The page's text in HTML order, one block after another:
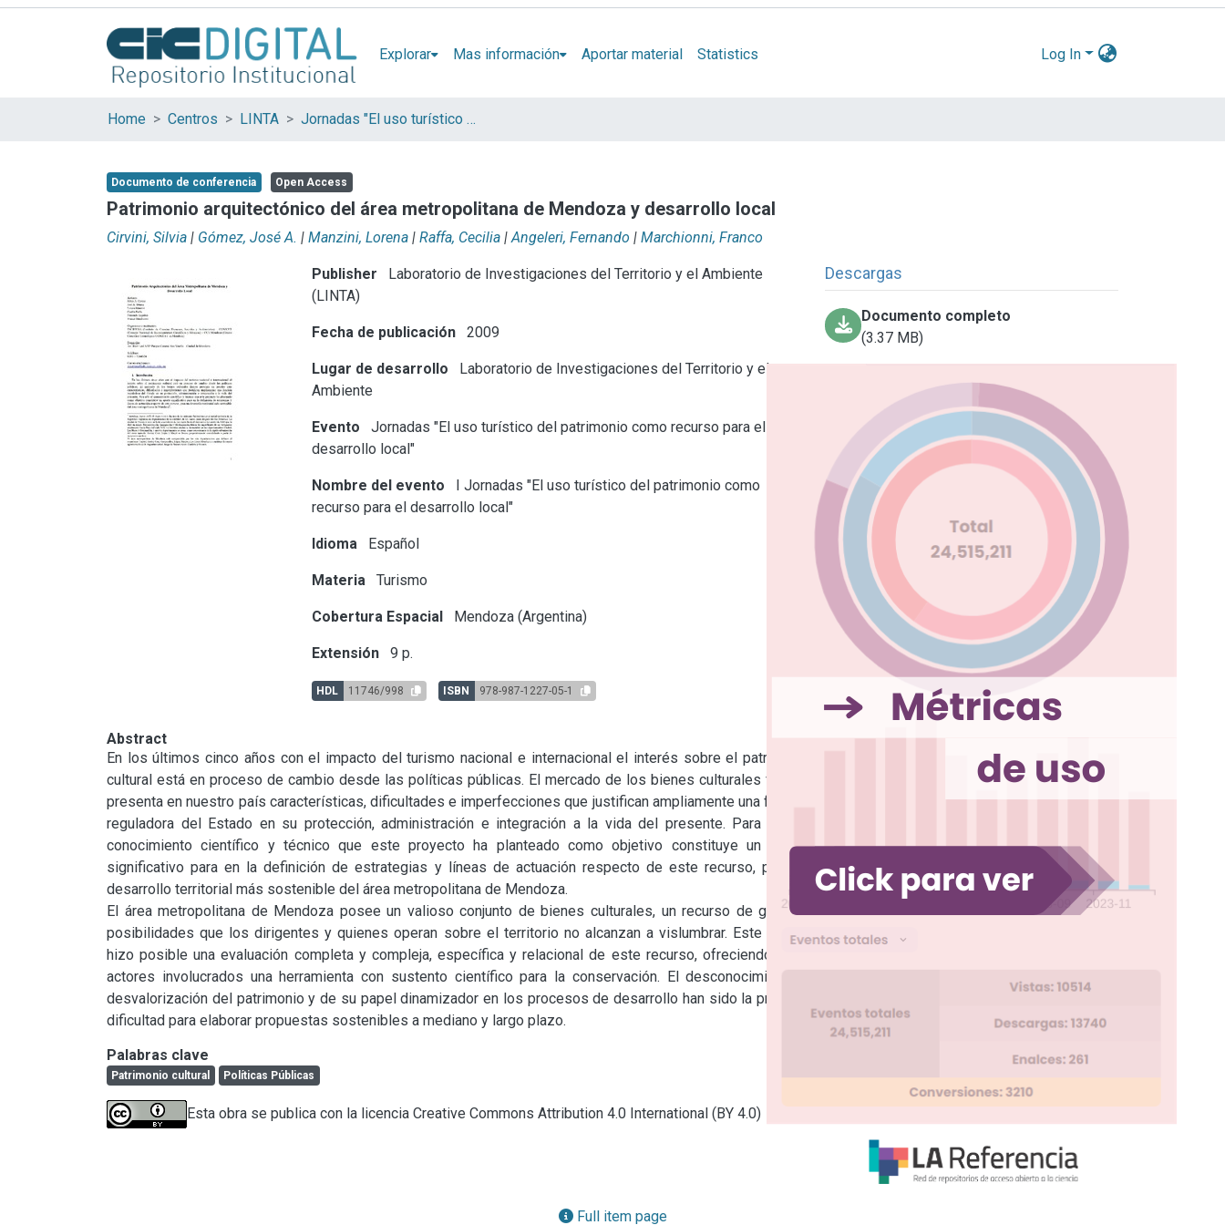
Explorar Mas información Aportar material Statistics Log In
Home Centros LINTA Jornadas "El uso turístico del patrimonio como recurso para el desarrollo local"
Documento de conferencia Open Access
Patrimonio arquitectónico del área metropolitana de Mendoza y desarrollo local
Cirvini, Silvia | Gómez, José A. | Manzini, Lorena | Raffa, Cecilia | Angeleri, Fernando | Marchionni, Franco
Publisher
Laboratorio de Investigaciones del Territorio y el Ambiente
(LINTA)
Fecha de publicación 2009
Lugar de desarrollo
Laboratorio de Investigaciones del Territorio y el
Ambiente
Evento
Jornadas "El uso turístico del patrimonio como recurso para el
desarrollo local"
Nombre del evento
I Jornadas "El uso turístico del patrimonio como
recurso para el desarrollo local"
Idioma Español
Materia Turismo
Cobertura Espacial Mendoza (Argentina)
Extensión 9 p.
HDL 11746/998 ISBN 978-987-1227-05-1
Descargas
Documento completo
(3.37 MB)
Abstract
En los últimos cinco años con el impacto del turismo nacional e internacional el interés sobre el patrimonio
cultural está en proceso de cambio desde las políticas públicas. El mercado de los bienes culturales físicos
presenta en nuestro país características, dificultades e imperfecciones que justifican ampliamente una función
reguladora del Estado en su protección, administración e integración a la vida del presente. Para ello el
conocimiento científico y técnico que este proyecto ha planteado como objetivo constituye un aporte
significativo para en la definición de estrategias y líneas de actuación respecto de este recurso, para un
desarrollo territorial más sostenible del área metropolitana de Mendoza.
El área metropolitana de Mendoza posee un valioso conjunto de bienes culturales, un recurso de grandes
posibilidades que los dirigentes y quienes operan sobre el territorio no alcanzan a vislumbrar. Este trabajo
hizo posible una evaluación completa y compleja, específica y relacional de este recurso, ofreciendo a los
actores involucrados una herramienta con sustento científico para la conservación. El desconocimiento y
desvalorización del patrimonio y de su papel dinamizador en los procesos de desarrollo han sido la principal
dificultad para elaborar propuestas sostenibles a mediano y largo plazo.
Palabras clave
Patrimonio cultural Políticas Públicas
Esta obra se publica con la licencia Creative Commons Attribution 4.0 International (BY 4.0)
Full item page